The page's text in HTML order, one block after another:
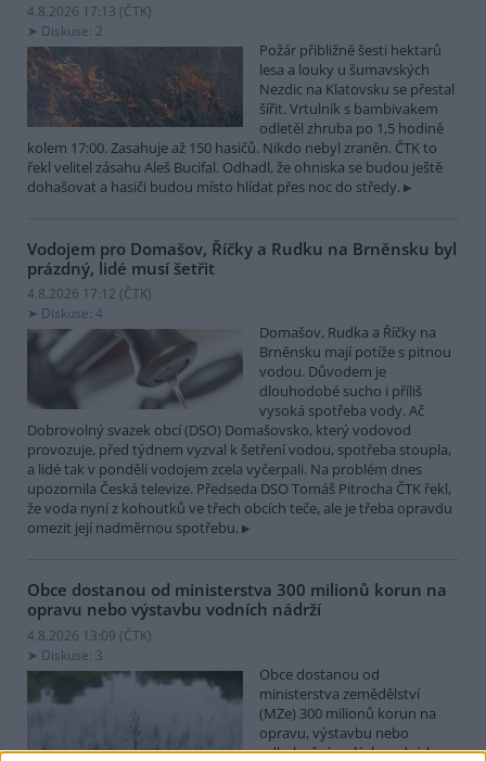
4.8.2026 17:13 (ČTK)
Diskuse: 2
Požár přibližně šesti hektarů
lesa a louky u šumavských
Nezdic na Klatovsku se přestal
šířit. Vrtulník s bambivakem
odletěl zhruba po 1,5 hodině
kolem 17:00. Zasahuje až 150 hasičů. Nikdo nebyl zraněn. ČTK to
řekl velitel zásahu Aleš Bucifal. Odhadl, že ohniska se budou ještě
dohašovat a hasiči budou místo hlídat přes noc do středy.
Vodojem pro Domašov, Říčky a Rudku na Brněnsku byl
prázdný, lidé musí šetřit
4.8.2026 17:12 (ČTK)
Diskuse: 4
Domašov, Rudka a Říčky na
Brněnsku mají potíže s pitnou
vodou. Důvodem je
dlouhodobé sucho i příliš
vysoká spotřeba vody. Ač
Dobrovolný svazek obcí (DSO) Domašovsko, který vodovod
provozuje, před týdnem vyzval k šetření vodou, spotřeba stoupla,
a lidé tak v pondělí vodojem zcela vyčerpali. Na problém dnes
upozornila Česká televize. Předseda DSO Tomáš Pitrocha ČTK řekl,
že voda nyní z kohoutků ve třech obcích teče, ale je třeba opravdu
omezit její nadměrnou spotřebu.
Obce dostanou od ministerstva 300 milionů korun na
opravu nebo výstavbu vodních nádrží
4.8.2026 13:09 (ČTK)
Diskuse: 3
Obce dostanou od
ministerstva zemědělství
(MZe) 300 milionů korun na
opravu, výstavbu nebo
odbahnění malých vodních